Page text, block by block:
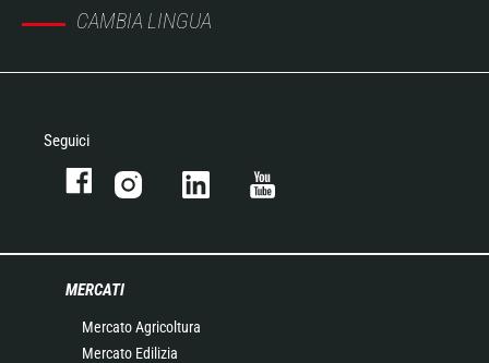
CAMBIA LINGUA
Seguici
MERCATI
Mercato Agricoltura
Mercato Edilizia